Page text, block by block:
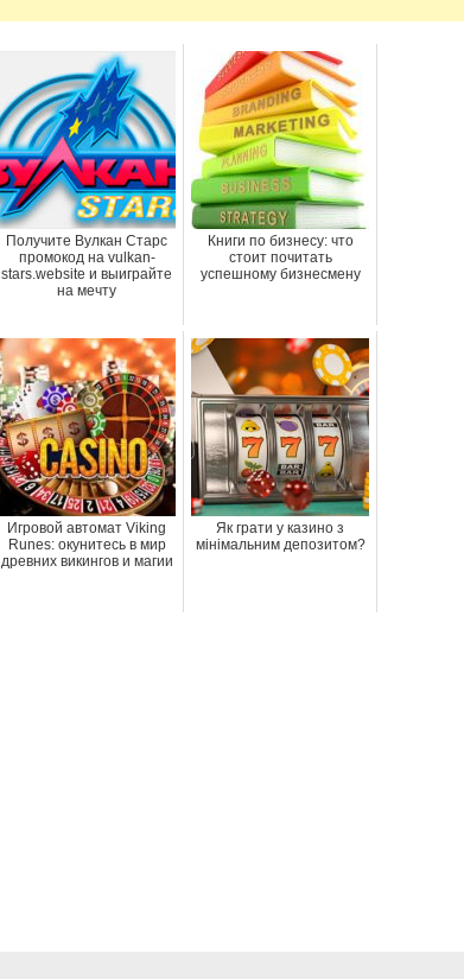
Получите Вулкан Старс
промокод на vulkan-
stars.website и выиграйте
на мечту
Книги по бизнесу: что
стоит почитать
успешному бизнесмену
Игровой автомат Viking
Runes: окунитесь в мир
древних викингов и магии
Як грати у казино з
мінімальним депозитом?